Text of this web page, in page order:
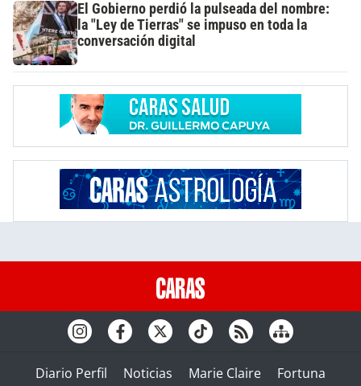
El Gobierno perdió la pulseada del nombre:
la "Ley de Tierras" se impuso en toda la
conversación digital
Diario Perfil Noticias Marie Claire Fortuna